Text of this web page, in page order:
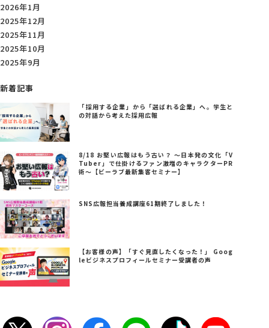
2026年1月
2025年12月
2025年11月
2025年10月
2025年9月
新着記事
「採用する企業」から「選ばれる企業」へ。学生と
の対話から考えた採用広報
8/18 お堅い広報はもう古い？ ～日本発の文化「V
Tuber」で仕掛けるファン激増のキャラクターPR
術～【ビーラブ最新集客セミナー】
SNS広報担当養成講座61期終了しました！
【お客様の声】「すぐ見直したくなった！」 Goog
leビジネスプロフィールセミナー受講者の声